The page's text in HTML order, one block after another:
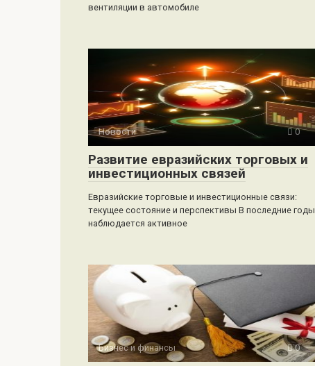
вентиляции в автомобиле
Новости 0
Развитие евразийских торговых и
инвестиционных связей
Евразийские торговые и инвестиционные связи:
текущее состояние и перспективы В последние годы
наблюдается активное
Бизнес и финансы 0